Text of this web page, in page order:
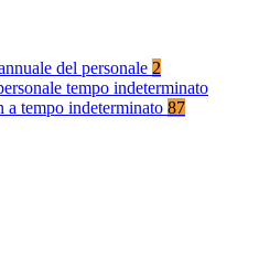
del personale 2
tempo indeterminato
a tempo indeterminato 87